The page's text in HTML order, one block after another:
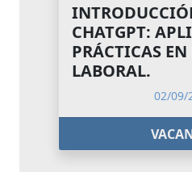
CHATGPT:
PRÁCTICAS
LABORAL.
02/09/